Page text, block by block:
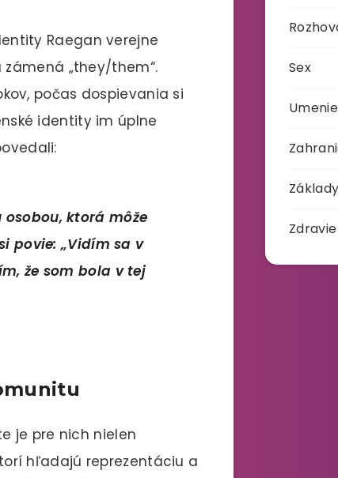
Raegan verejne
„they/them“.
počas dospievania si
identity im úplne
osobou, ktorá môže
povie: „Vidím sa v
že som bola v tej
je pre nich nielen
hľadajú reprezentáciu a
Sex
Umenie
Základy
Zdravie